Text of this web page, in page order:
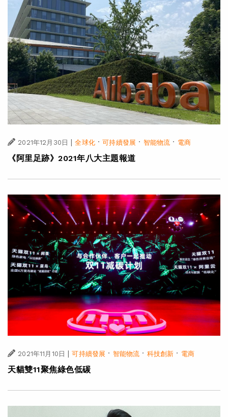
2021年12月30日 | 全球化·可持續發展 · 智能物流 · 電商
《阿里足跡》2021年八大主題報道
2021年11月10日 | 可持續發展 · 智能物流 · 科技創新 · 電商
天貓雙11聚焦綠色低碳